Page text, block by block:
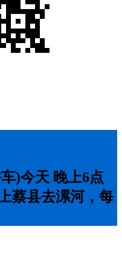
)今天 晚上6点
蔡县去漯河，每